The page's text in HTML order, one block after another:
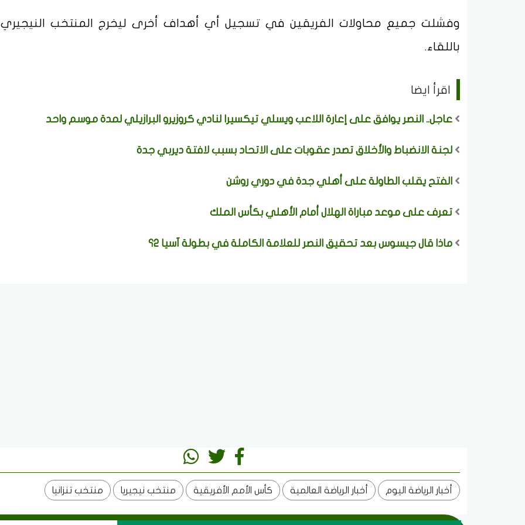
وفشلت جميع محاولات الفريقين في تسجيل أي أهداف أخرى ليخرج المنتخب النيجيري
باللقاء.
اقرأ ايضا
عاجل.. النصر يوافق على إعارة اللاعب ويسلي تيكسيرا لنادي كروزيرو البرازيلي لمدة موسم واحد
لجنة الانضباط والأخلاق تصدر عقوبات على الاتحاد بسبب لافتة ديربي جدة
الفتح يقلب الطاولة على أهلي جدة في دوري روشن
تعرف على موعد مباراة الهلال أمام الأهلي بكأس الملك
ماذا قال جيسوس بعد تحقيق النصر للعلامة الكاملة في بطولة آسيا 2؟
أخبار الرياضة اليوم أخبار الرياضة العالمية كأس الأمم الأفريقية منتخب نيجيريا منتخب تنزانيا